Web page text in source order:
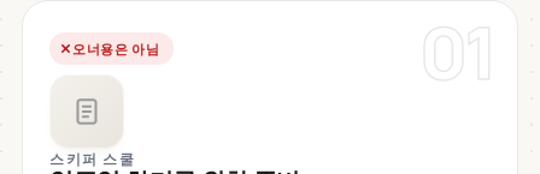
01
오너용은 아님
스키퍼 스쿨